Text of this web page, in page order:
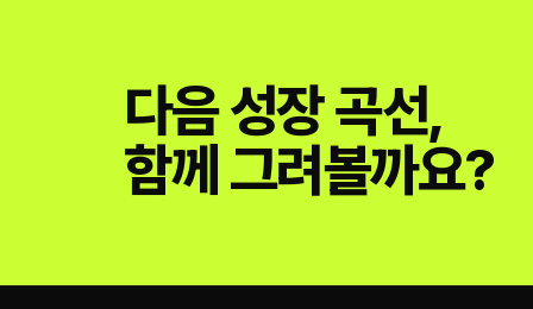
다음 성장 곡선,
함께 그려볼까요?